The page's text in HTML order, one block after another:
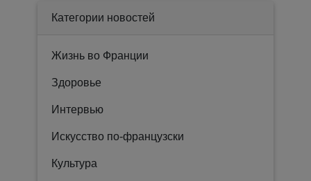
Категории новостей
Жизнь во Франции
Здоровье
Интервью
Искусство по-французски
Культура